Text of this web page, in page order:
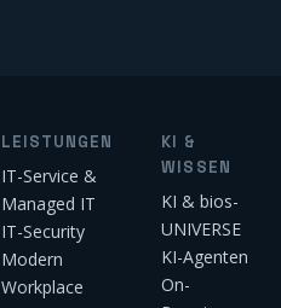
LEISTUNGEN
IT-Service &
Managed IT
IT-Security
Modern
Workplace
KI &
WISSEN
KI & bios-
UNIVERSE
KI-Agenten
On-